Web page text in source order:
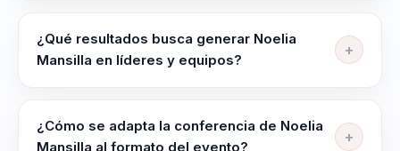
claves para diseñar un modelo de gestión de
compliance centrado en las personas", "Mejora,
Emociones y el Compliance: Un Viaje hacia
Experiencias Significativas".
¿Qué resultados busca generar Noelia
Mansilla en líderes y equipos?
bajo presión, mejor coordinación entre líderes y
equipos y una conversación útil que se pueda
¿Cómo se adapta la conferencia de Noelia
Mansilla al formato del evento?